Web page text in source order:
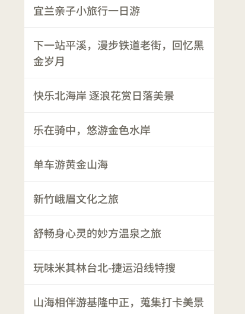
宜兰亲子小旅行一日游
下一站平溪，漫步铁道老街，回忆黑
金岁月
快乐北海岸 逐浪花赏日落美景
乐在骑中，悠游金色水岸
单车游黄金山海
新竹峨眉文化之旅
舒畅身心灵的妙方温泉之旅
玩味米其林台北-捷运沿线特搜
山海相伴游基隆中正，蒐集打卡美景